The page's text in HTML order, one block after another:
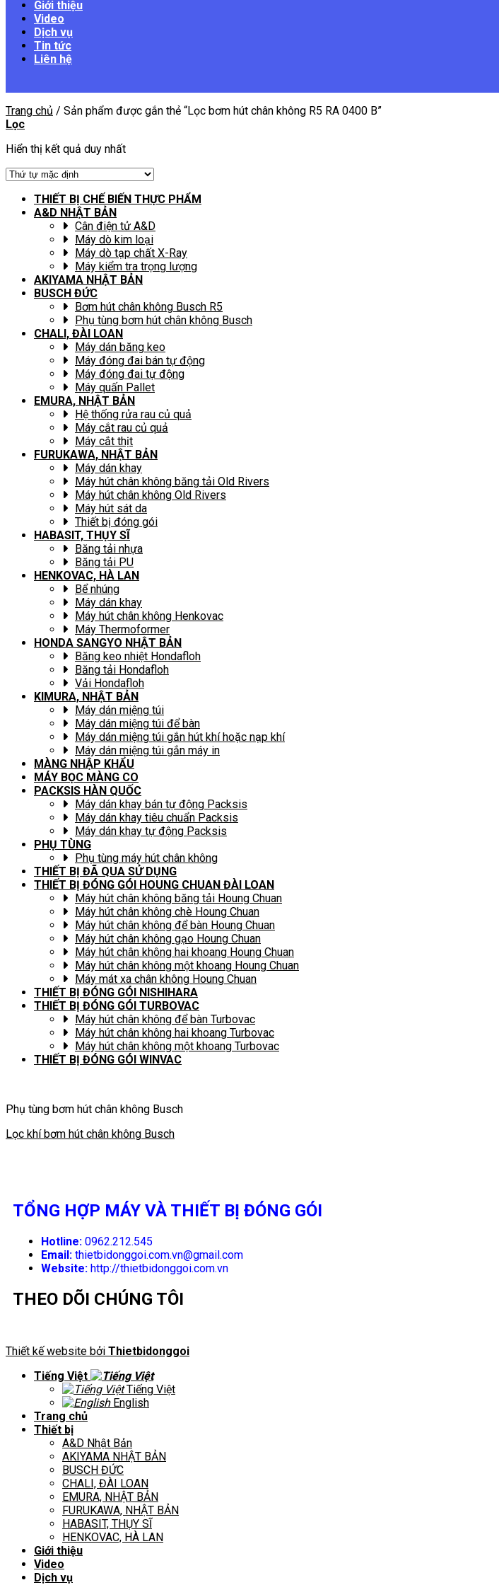
Giới thiệu
Video
Dịch vụ
Tin tức
Liên hệ
Trang chủ / Sản phẩm được gắn thẻ “Lọc bơm hút chân không R5 RA 0400 B”
Lọc
Hiển thị kết quả duy nhất
THIẾT BỊ CHẾ BIẾN THỰC PHẨM
A&D NHẬT BẢN
Cân điện tử A&D
Máy dò kim loại
Máy dò tạp chất X-Ray
Máy kiểm tra trọng lượng
AKIYAMA NHẬT BẢN
BUSCH ĐỨC
Bơm hút chân không Busch R5
Phụ tùng bơm hút chân không Busch
CHALI, ĐÀI LOAN
Máy dán băng keo
Máy đóng đai bán tự động
Máy đóng đai tự động
Máy quấn Pallet
EMURA, NHẬT BẢN
Hệ thống rửa rau củ quả
Máy cắt rau củ quả
Máy cắt thịt
FURUKAWA, NHẬT BẢN
Máy dán khay
Máy hút chân không băng tải Old Rivers
Máy hút chân không Old Rivers
Máy hút sát da
Thiết bị đóng gói
HABASIT, THỤY SĨ
Băng tải nhựa
Băng tải PU
HENKOVAC, HÀ LAN
Bể nhúng
Máy dán khay
Máy hút chân không Henkovac
Máy Thermoformer
HONDA SANGYO NHẬT BẢN
Băng keo nhiệt Hondafloh
Băng tải Hondafloh
Vải Hondafloh
KIMURA, NHẬT BẢN
Máy dán miệng túi
Máy dán miệng túi để bàn
Máy dán miệng túi gắn hút khí hoặc nạp khí
Máy dán miệng túi gắn máy in
MÀNG NHẬP KHẨU
MÁY BỌC MÀNG CO
PACKSIS HÀN QUỐC
Máy dán khay bán tự động Packsis
Máy dán khay tiêu chuẩn Packsis
Máy dán khay tự động Packsis
PHỤ TÙNG
Phụ tùng máy hút chân không
THIẾT BỊ ĐÃ QUA SỬ DỤNG
THIẾT BỊ ĐÓNG GÓI HOUNG CHUAN ĐÀI LOAN
Máy hút chân không băng tải Houng Chuan
Máy hút chân không chè Houng Chuan
Máy hút chân không để bàn Houng Chuan
Máy hút chân không gạo Houng Chuan
Máy hút chân không hai khoang Houng Chuan
Máy hút chân không một khoang Houng Chuan
Máy mát xa chân không Houng Chuan
THIẾT BỊ ĐÓNG GÓI NISHIHARA
THIẾT BỊ ĐÓNG GÓI TURBOVAC
Máy hút chân không để bàn Turbovac
Máy hút chân không hai khoang Turbovac
Máy hút chân không một khoang Turbovac
THIẾT BỊ ĐÓNG GÓI WINVAC
Phụ tùng bơm hút chân không Busch
Lọc khí bơm hút chân không Busch
TỔNG HỢP MÁY VÀ THIẾT BỊ ĐÓNG GÓI
Hotline: 0962.212.545
Email: thietbidonggoi.com.vn@gmail.com
Website: http://thietbidonggoi.com.vn
THEO DÕI CHÚNG TÔI
Thiết kế website bởi Thietbidonggoi
Tiếng Việt
Tiếng Việt
English
Trang chủ
Thiết bị
A&D Nhật Bản
AKIYAMA NHẬT BẢN
BUSCH ĐỨC
CHALI, ĐÀI LOAN
EMURA, NHẬT BẢN
FURUKAWA, NHẬT BẢN
HABASIT, THỤY SĨ
HENKOVAC, HÀ LAN
Giới thiệu
Video
Dịch vụ